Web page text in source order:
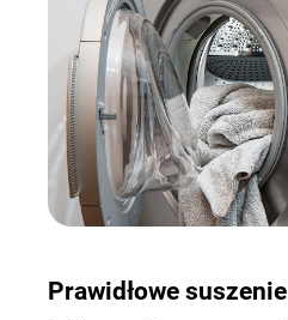
Prawidłowe suszenie